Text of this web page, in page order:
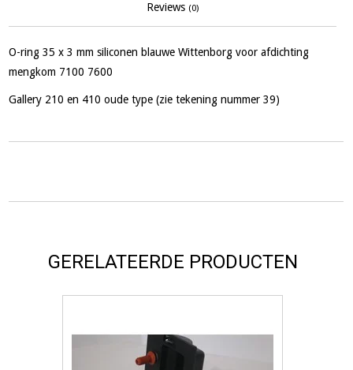
Reviews (0)
O-ring 35 x 3 mm siliconen blauwe Wittenborg voor afdichting
mengkom 7100 7600
Gallery 210 en 410 oude type (zie tekening nummer 39)
GERELATEERDE PRODUCTEN